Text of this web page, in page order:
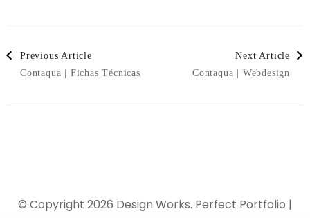
Post
Navigation
Previous Article
Contaqua | Fichas Técnicas
Next Article
Contaqua | Webdesign
© Copyright 2026 Design Works. Perfect Portfolio |